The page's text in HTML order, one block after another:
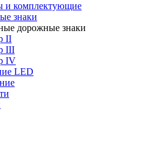
и комплектующие
знаки
дорожные знаки
II
III
IV
LED